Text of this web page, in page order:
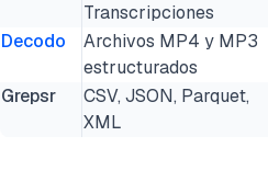
Transcripciones
Decodo
Archivos MP4 y MP3
estructurados
Grepsr
CSV, JSON, Parquet,
XML